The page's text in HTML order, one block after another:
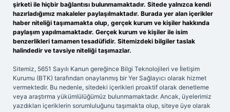
şirketi ile hiçbir bağlantısı bulunmamaktadır. Sitede yalnızca kendi
hazırladığımız makaleler paylaşılmaktadır. Burada yer alan içerikler
haber niteliği taşımamakta olup, gerçek kurum ve kişiler hakkında
paylaşım yapılmamaktadır. Gerçek kurum ve kişiler ile isim
benzerlikleri tamamen tesadüfidir. Sitemizdeki bilgiler taslak
halindedir ve tavsiye niteliği taşımazlar.
Sitemiz, 5651 Sayılı Kanun gereğince Bilgi Teknolojileri ve İletişim
Kurumu (BTK) tarafından onaylanmış bir Yer Sağlayıcı olarak hizmet
vermektedir. Bu nedenle, sitedeki içerikleri proaktif olarak denetleme
veya araştırma yükümlülüğümüz bulunmamaktadır. Ancak, üyelerimiz
yazdıkları içeriklerin sorumluluğunu taşımakta olup, siteye üye olarak